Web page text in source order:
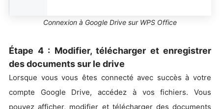
Connexion à Google Drive sur WPS Office
Étape 4 : Modifier, télécharger et enregistrer
des documents sur le drive
Lorsque vous vous êtes connecté avec succès à votre
compte Google Drive, accédez à vos fichiers. Vous
pouvez afficher, modifier et télécharger des documents